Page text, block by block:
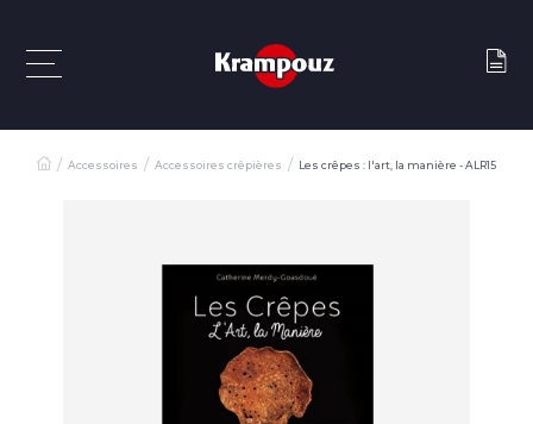
Accessoires Accessoires crêpières Les crêpes : l'art, la manière - ALR15